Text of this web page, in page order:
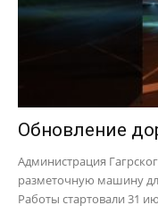
Обновление
Администрация
разметочную машину
Работы стартовали 31